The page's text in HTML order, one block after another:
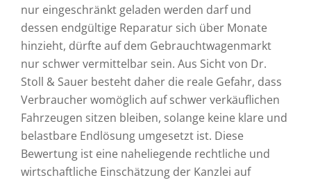
nur eingeschränkt geladen werden darf und
dessen endgültige Reparatur sich über Monate
hinzieht, dürfte auf dem Gebrauchtwagenmarkt
nur schwer vermittelbar sein. Aus Sicht von Dr.
Stoll & Sauer besteht daher die reale Gefahr, dass
Verbraucher womöglich auf schwer verkäuflichen
Fahrzeugen sitzen bleiben, solange keine klare und
belastbare Endlösung umgesetzt ist. Diese
Bewertung ist eine naheliegende rechtliche und
wirtschaftliche Einschätzung der Kanzlei auf